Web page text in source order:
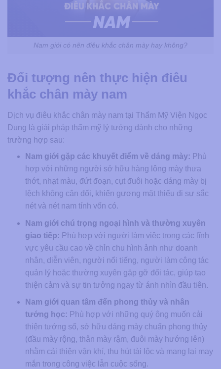
Nam giới có nên điêu khắc chân mày hay không?
Đối tượng nên thực hiện điêu
khắc chân mày nam
Dịch vụ điêu khắc chân mày nam tại Thẩm Mỹ Viện Ngọc
Dung là giải pháp thẩm mỹ lý tưởng dành cho những
trường hợp sau:
Nam giới gặp các khuyết điểm về dáng mày: Phù
hợp với những người sở hữu hàng lông mày thưa
thớt, nhạt màu, đứt đoạn, cụt đuôi hoặc dáng mày bị
lệch không cân đối, khiến gương mặt thiếu đi sự sắc
nét và nét nam tính vốn có.
Nam giới chú trọng ngoại hình và thường xuyên
giao tiếp: Phù hợp với người làm việc trong các lĩnh
vực yêu cầu cao về chỉn chu hình ảnh như doanh
nhân, diễn viên, người nổi tiếng, người làm công tác
quản lý hoặc thường xuyên gặp gỡ đối tác, giúp tạo
thiện cảm và sự tin tưởng ngay từ ánh nhìn đầu tiên.
Nam giới quan tâm đến phong thủy và nhân
tướng học: Phù hợp với những quý ông muốn cải
thiện tướng số, sở hữu dáng mày chuẩn phong thủy
(đầu mày rộng, thân mày rậm, đuôi mày hướng lên)
nhằm cải thiện vận khí, thu hút tài lộc và mang lại may
mắn trong công việc lẫn cuộc sống.